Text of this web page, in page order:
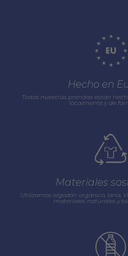
Hecho en
Todas nuestras prendas están
localmente y de
Materiales
Utilizamos algodón orgánico, lana,
materiales naturales y